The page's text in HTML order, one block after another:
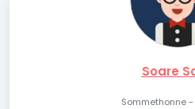
Soare
Sommethonne